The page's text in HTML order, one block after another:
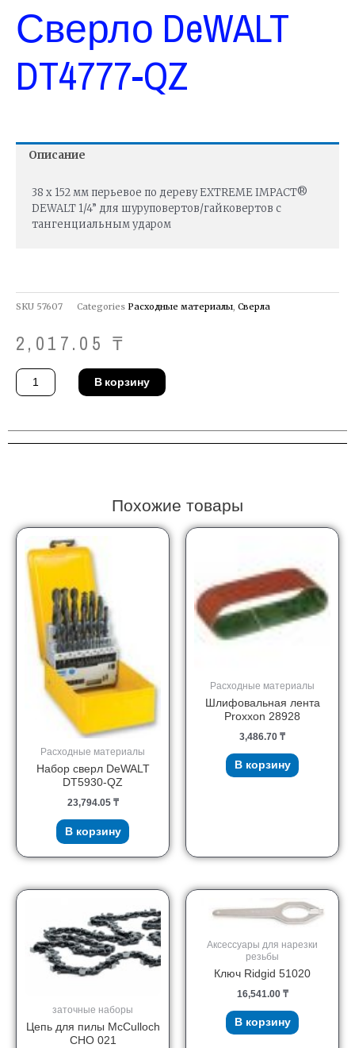
Сверло DeWALT
DT4777-QZ
Описание
38 x 152 мм перьевое по дереву EXTREME IMPACT®
DEWALT 1/4” для шуруповертов/гайковертов с
тангенциальным ударом
SKU 57607 Categories Расходные материалы Сверла
2,017.05 ₸
Количество
товара
Сверло
В корзину
Похожие товары
Расходные материалы
Набор сверл DeWALT
DT5930-QZ
23,794.05 ₸
В корзину
Расходные материалы
Шлифовальная лента
Proxxon 28928
3,486.70 ₸
В корзину
заточные наборы
Цепь для пилы McCulloch
CHO 021
Аксессуары для нарезки
резьбы
Ключ Ridgid 51020
16,541.00 ₸
В корзину